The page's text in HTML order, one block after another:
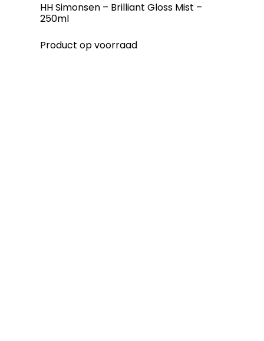
HH Simonsen – Brilliant Gloss Mist –
250ml
Product op voorraad